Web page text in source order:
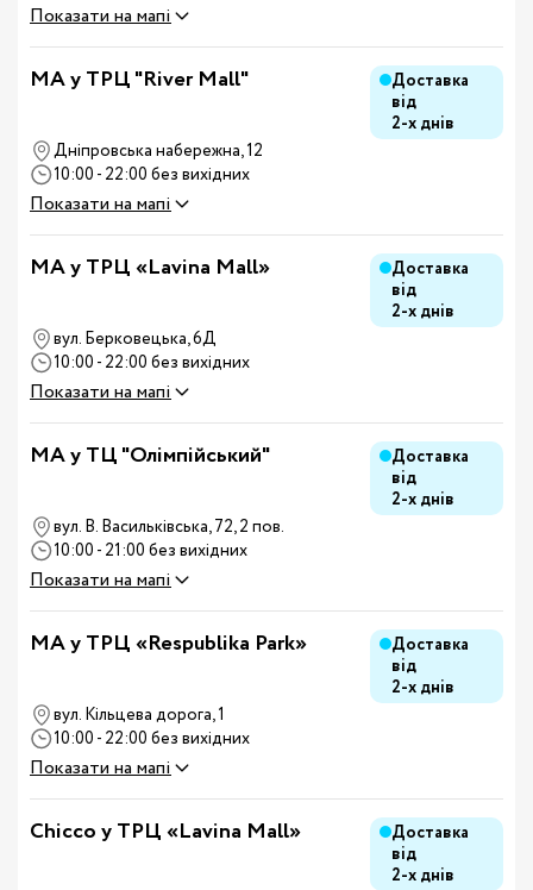
Показати на мапі
MA у ТРЦ "River Mall"
Доставка
від
2-х днів
Дніпровська набережна, 12
10:00 - 22:00 без вихідних
Показати на мапі
MA у ТРЦ «Lavina Mall»
Доставка
від
2-х днів
вул. Берковецька, 6Д
10:00 - 22:00 без вихідних
Показати на мапі
MA у ТЦ "Олімпійський"
Доставка
від
2-х днів
вул. В. Васильківська, 72, 2 пов.
10:00 - 21:00 без вихідних
Показати на мапі
MA у ТРЦ «Respublika Park»
Доставка
від
2-х днів
вул. Кільцева дорога, 1
10:00 - 22:00 без вихідних
Показати на мапі
Chicco у ТРЦ «Lavina Mall»
Доставка
від
2-х днів